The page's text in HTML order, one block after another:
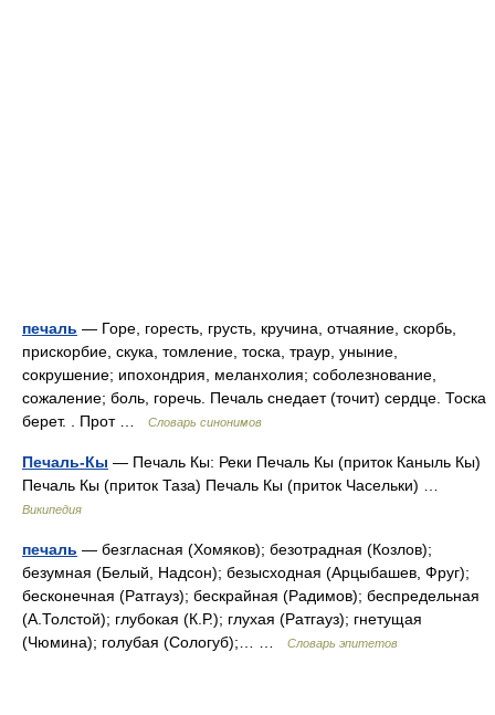
печаль — Горе, горесть, грусть, кручина, отчаяние, скорбь,
прискорбие, скука, томление, тоска, траур, уныние,
сокрушение; ипохондрия, меланхолия; соболезнование,
сожаление; боль, горечь. Печаль снедает (точит) сердце. Тоска
берет. . Прот …
Словарь синонимов
Печаль-Кы — Печаль Кы: Реки Печаль Кы (приток Каныль Кы)
Печаль Кы (приток Таза) Печаль Кы (приток Часельки) …
Википедия
печаль — безгласная (Хомяков); безотрадная (Козлов);
безумная (Белый, Надсон); безысходная (Арцыбашев, Фруг);
бесконечная (Ратгауз); бескрайная (Радимов); беспредельная
(А.Толстой); глубокая (К.Р.); глухая (Ратгауз); гнетущая
(Чюмина); голубая (Сологуб);… …
Словарь эпитетов